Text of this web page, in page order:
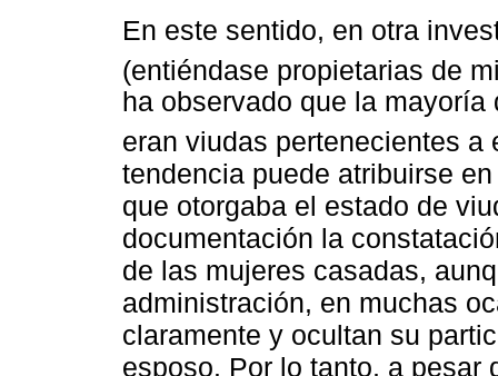
En este sentido, en otra
(entiéndase propietarias de
ha observado que la
eran viudas pertenecientes
tendencia puede atribuirse
que otorgaba el estado de
documentación la
de las mujeres casadas,
administración, en muchas
claramente y ocultan su
esposo. Por lo tanto, a pesar